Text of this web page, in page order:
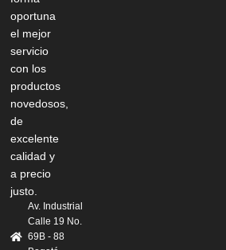
oportuna
el mejor
servicio
con los
productos
novedosos,
de
excelente
calidad y
a precio
justo.
Av. Industrial
Calle 19 No.
69B - 88